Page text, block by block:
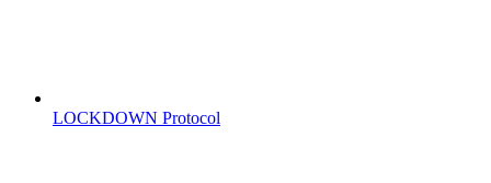
LOCKDOWN Protocol